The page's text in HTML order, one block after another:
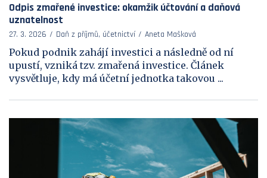
Odpis zmařené investice: okamžik účtování a daňová
uznatelnost
27. 3. 2026 Daň z příjmů, účetnictví Aneta Mašková
Pokud podnik zahájí investici a následně od ní
upustí, vzniká tzv. zmařená investice. Článek
vysvětluje, kdy má účetní jednotka takovou ...